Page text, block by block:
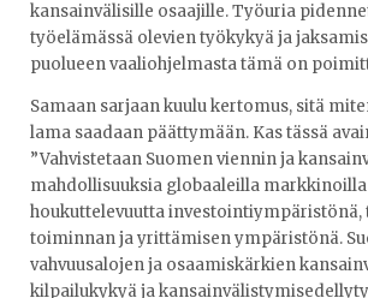
kansainvälisille osaajille. Työuria
työelämässä olevien työkykyä ja
puolueen vaaliohjelmasta tämä on
Samaan sarjaan kuulu kertomus, sitä
lama saadaan päättymään. Kas tässä
”Vahvistetaan Suomen viennin ja
mahdollisuuksia globaaleilla markkinoilla
houkuttelevuutta investointiympäristönä,
toiminnan ja yrittämisen ympäristönä.
vahvuusalojen ja osaamiskärkien
kilpailukykyä ja